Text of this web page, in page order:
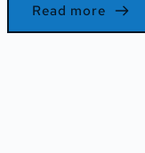
Read more